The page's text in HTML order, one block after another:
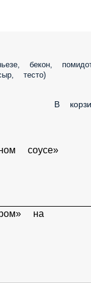
бекон,
соус, сыр,
соусе»
на